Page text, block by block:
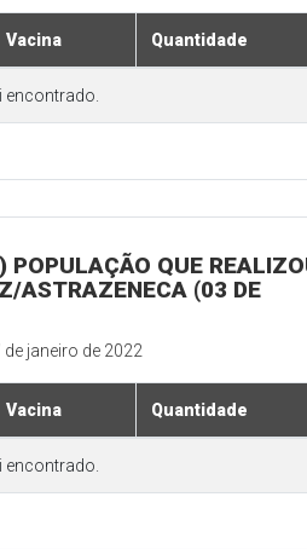
Vacina Quantidade
POPULAÇÃO QUE
ASTRAZENECA (03 DE
de janeiro de 2022
Vacina Quantidade